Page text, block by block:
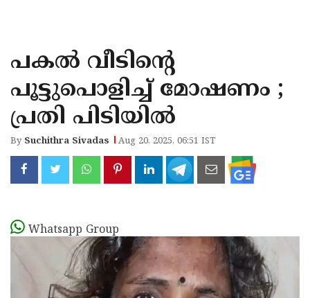
KANNUR
KASARAGOD
പകല്‍ വീടിന്റെ
പൂട്ടുപൊളിച്ച് മോഷണം ;
പ്രതി പിടിയില്‍
By Suchithra Sivadas Aug 20, 2025, 06:51 IST
Whatsapp Group